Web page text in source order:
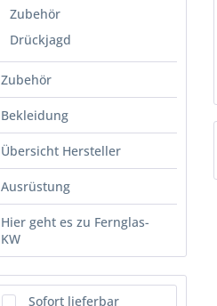
Zubehör
Drückjagd
Zubehör
Bekleidung
Übersicht Hersteller
Ausrüstung
Hier geht es zu Fernglas-
KW
Sofort lieferbar